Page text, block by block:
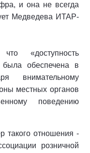
и она не всегда
Медведева ИТАР-
«доступность
была обеспечена в
внимательному
местных органов
поведению
такого отношения -
розничной